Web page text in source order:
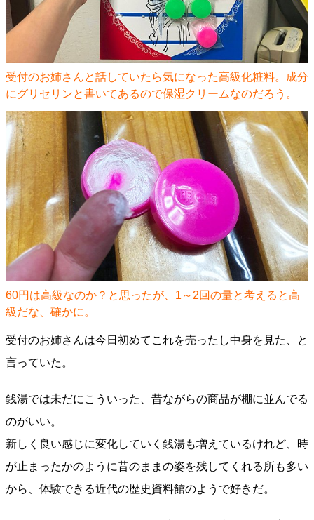
受付のお姉さんと話していたら気になった高級化粧料。成分
にグリセリンと書いてあるので保湿クリームなのだろう。
60円は高級なのか？と思ったが、1～2回の量と考えると高
級だな、確かに。
受付のお姉さんは今日初めてこれを売ったし中身を見た、と
言っていた。
銭湯では未だにこういった、昔ながらの商品が棚に並んでる
のがいい。
新しく良い感じに変化していく銭湯も増えているけれど、時
が止まったかのように昔のままの姿を残してくれる所も多い
から、体験できる近代の歴史資料館のようで好きだ。